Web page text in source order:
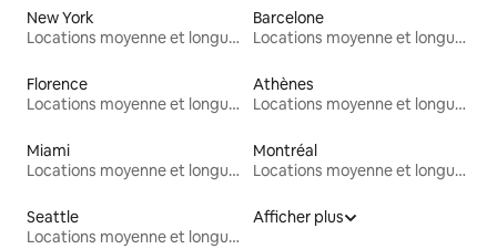
New York
Locations moyenne et longue durée
Barcelone
Locations moyenne et longue durée
Florence
Locations moyenne et longue durée
Athènes
Locations moyenne et longue durée
Miami
Locations moyenne et longue durée
Montréal
Locations moyenne et longue durée
Seattle
Locations moyenne et longue durée
Afficher plus